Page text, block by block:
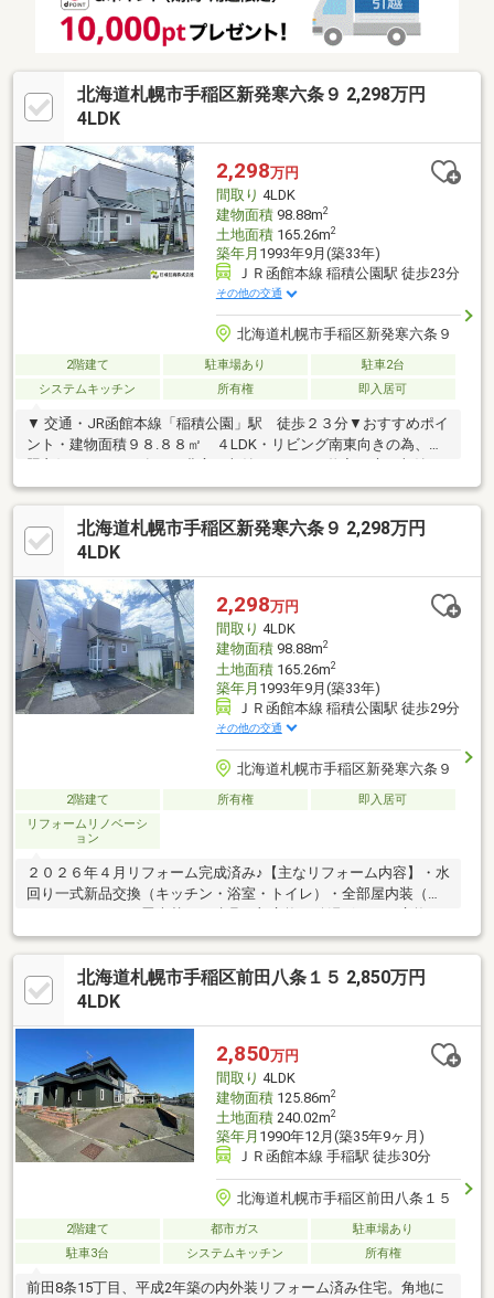
北海道札幌市手稲区新発寒六条９ 2,298万円
4LDK
2,298万円
間取り 4LDK
建物面積98.88m2
土地面積165.26m2
築年月 1993年9月(築33年)
ＪＲ函館本線 稲積公園駅 徒歩23分
その他の交通
北海道札幌市手稲区新発寒六条９
2階建て 駐車場あり
駐車2台
システムキッチン
所有権 即入居可
▼ 交通・JR函館本線「稲積公園」駅 徒歩２３分▼おすすめポイ
ント・建物面積９８.８８㎡ ４LDK・リビング南東向きの為、日
全居室に収納有り）・庭付き・物置有り・モニター付きインター
ホン▼ リフォーム内容（２０２６年４月完了）・システムキッチ
ン交換・ユニットバス交換・トイレ交換・洗面化粧台交換・全室
フローリング張替・全室クロス張替・全室建具交換 等
北海道札幌市手稲区新発寒六条９ 2,298万円
4LDK
2,298万円
間取り 4LDK
建物面積98.88m2
土地面積165.26m2
築年月 1993年9月(築33年)
ＪＲ函館本線 稲積公園駅 徒歩29分
その他の交通
北海道札幌市手稲区新発寒六条９
2階建て 所有権
即入居可
リフォームリノベーシ
ョン
２０２６年４月リフォーム完成済み♪【主なリフォーム内容】・水
回り一式新品交換（キッチン・浴室・トイレ）・全部屋内装（ク
屋根塗装・雪どめフック新品設置
北海道札幌市手稲区前田八条１５ 2,850万円
4LDK
2,850万円
間取り 4LDK
建物面積125.86m2
土地面積240.02m2
築年月 1990年12月(築35年9ヶ月)
ＪＲ函館本線 手稲駅 徒歩30分
北海道札幌市手稲区前田八条１５
2階建て 都市ガス
駐車場あり
駐車3台
システムキッチン 所有権
前田8条15丁目、平成2年築の内外装リフォーム済み住宅。角地に